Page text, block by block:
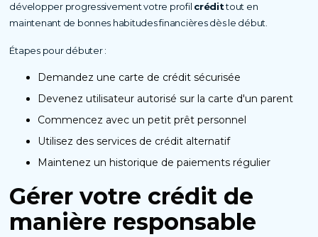
développer progressivement votre profil crédittout en
maintenant de bonnes habitudes financières dès le début.
Étapes pour débuter :
Demandez une carte de crédit sécurisée
Devenez utilisateur autorisé sur la carte d'un parent
Commencez avec un petit prêt personnel
Utilisez des services de crédit alternatif
Maintenez un historique de paiements régulier
Gérer votre crédit de
manière responsable